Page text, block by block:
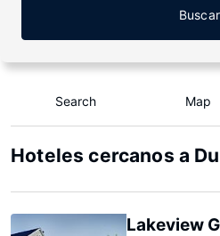
Buscar
Search Map
Hoteles cercanos a
Lakeview